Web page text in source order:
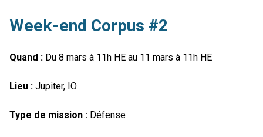
Week-end Corpus #2
Quand : Du 8 mars à 11h HE au 11 mars à 11h HE
Lieu : Jupiter, IO
Type de mission : Défense